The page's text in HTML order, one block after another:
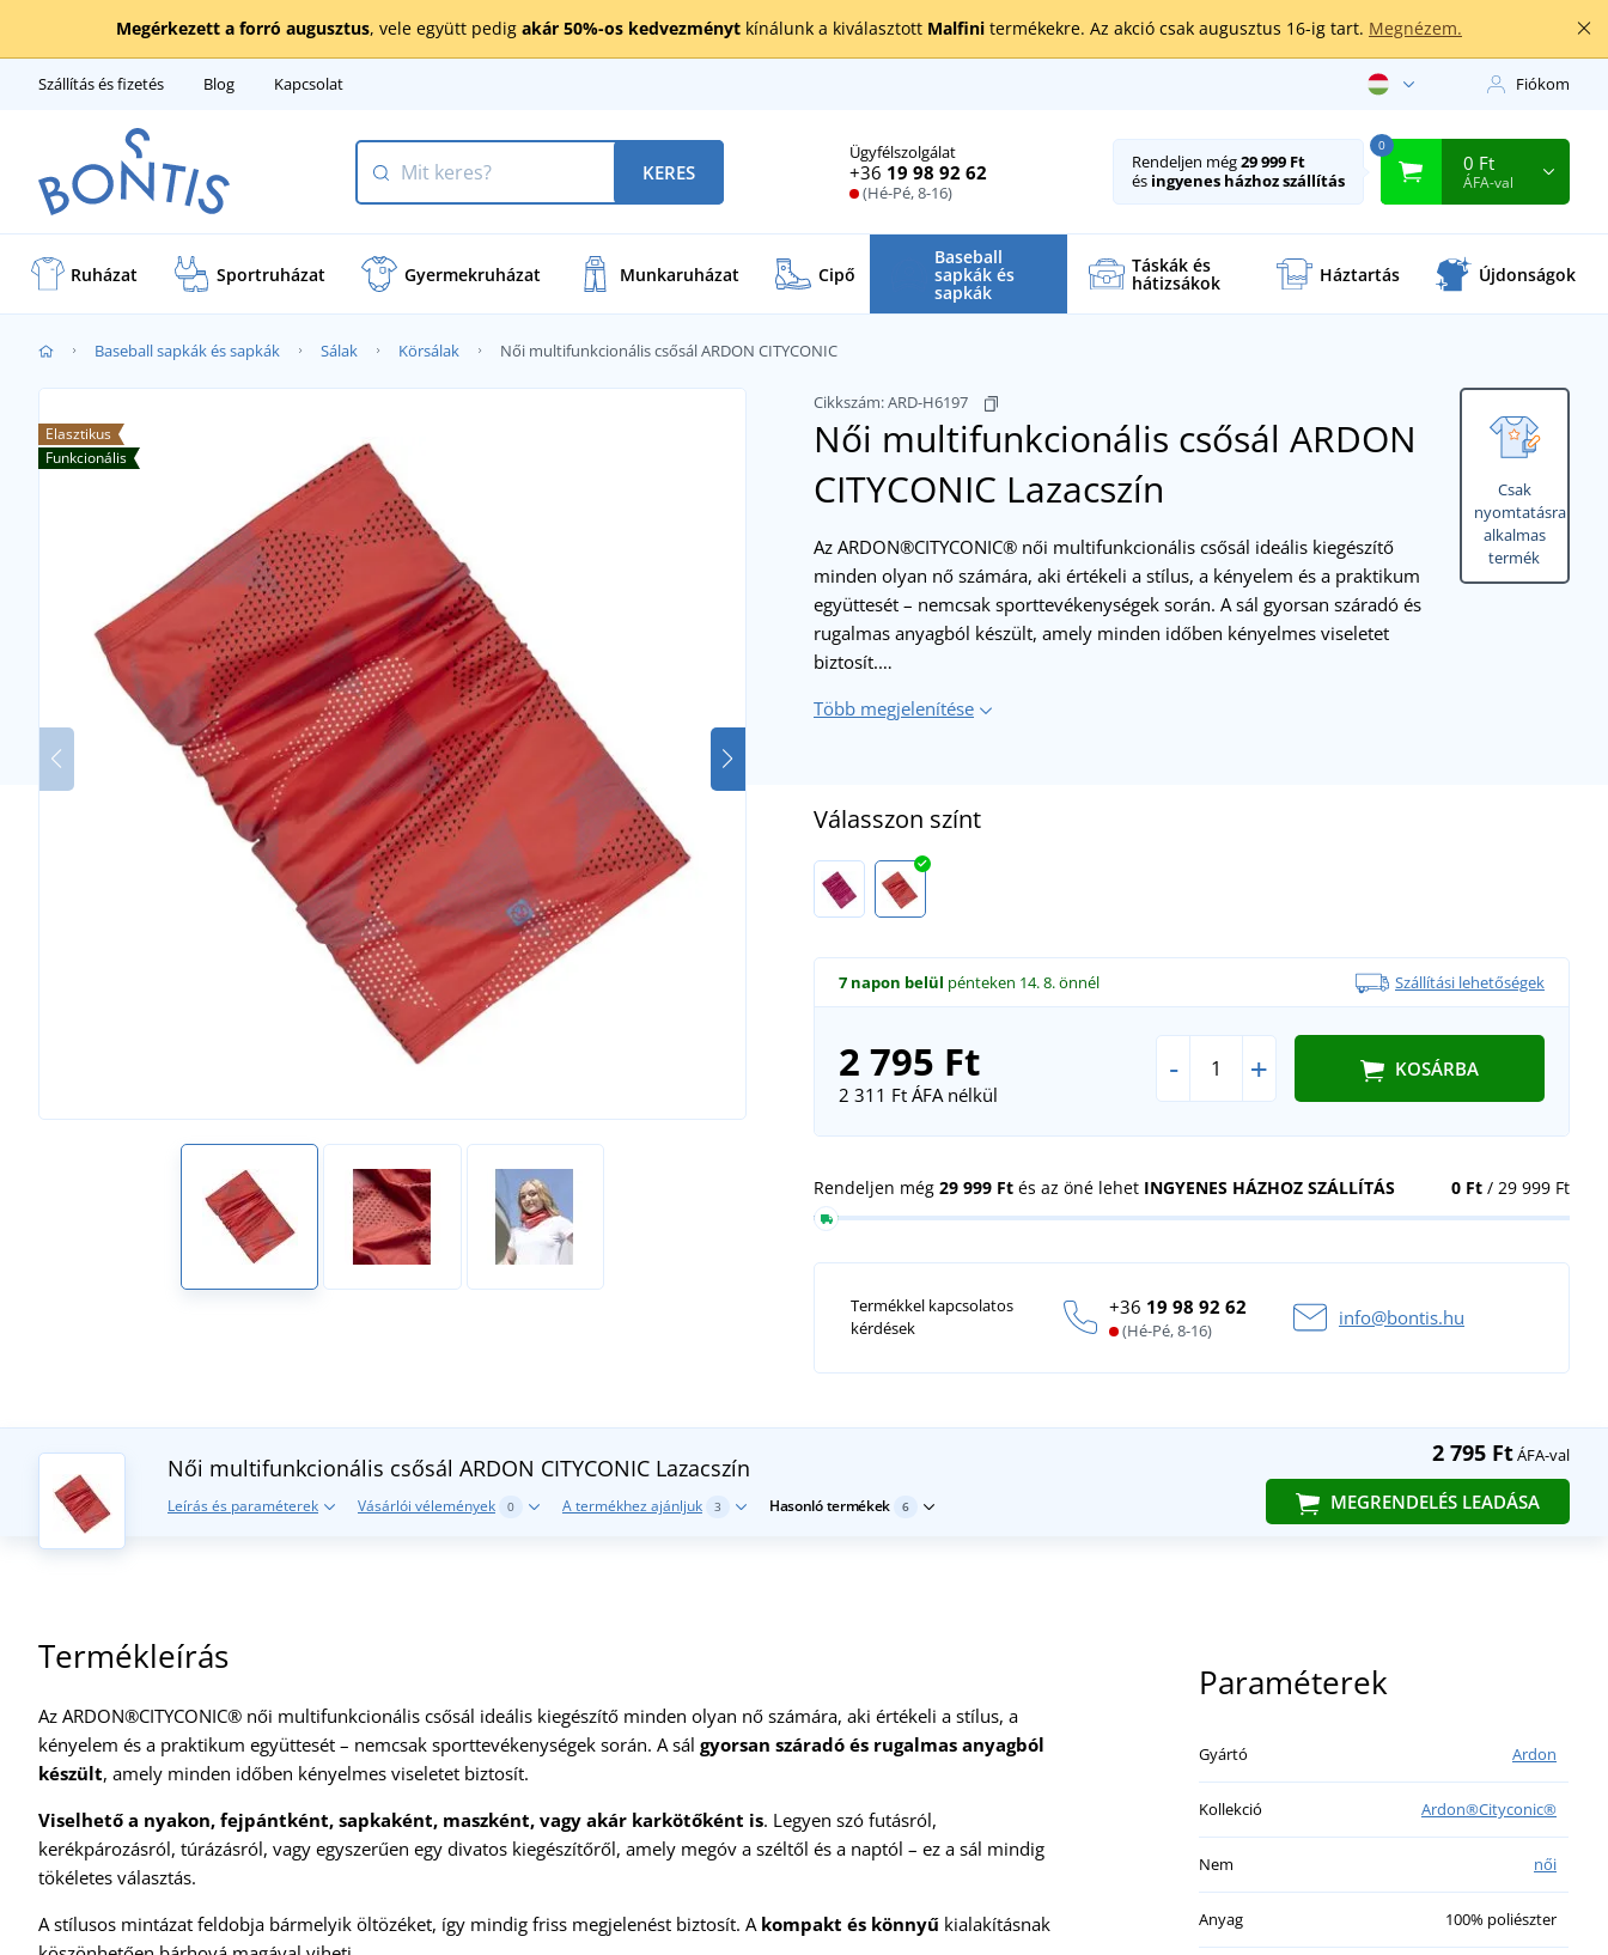
Megérkezett a forró augusztus, vele együtt pedig akár 50%-os kedvezményt kínálunk a kiválasztott Malfini termékekre. Az akció csak augusztus 16-ig tart. Megnézem.
Szállítás és fizetés Blog Kapcsolat Fiókom
Ügyfélszolgálat
+36 19 98 92 62
(Hé-Pé, 8-16)
KERES Rendeljen még29 999 Ft
és ingyenes házhoz szállítás
0
0 Ft
ÁFA-val
Ruházat Sportruházat Gyermekruházat Munkaruházat Cipő
Baseball
sapkák és
sapkák
Táskák és
hátizsákok Háztartás Újdonságok
Baseball sapkák és sapkák Sálak Körsálak Női multifunkcionális csősál ARDON CITYCONIC
Csak
nyomtatásra
alkalmas
termék
Cikkszám:ARD-H6197
Női multifunkcionális csősál ARDON
CITYCONIC Lazacszín
Elasztikus
Funkcionális
Az ARDON®CITYCONIC® női multifunkcionális csősál ideális kiegészítő
minden olyan nő számára, aki értékeli a stílus, a kényelem és a praktikum
együttesét – nemcsak sporttevékenységek során. A sál gyorsan száradó és
rugalmas anyagból készült, amely minden időben kényelmes viseletet
biztosít.…
Több megjelenítése
Válasszon színt
7 napon belül pénteken 14. 8.önnél Szállítási lehetőségek
2 795 Ft
2 311 FtÁFA nélkül
- + KOSÁRBA
0 Ft/ 29 999 Ft
Rendeljen még 29 999 Ft és az öné lehet INGYENES HÁZHOZ SZÁLLÍTÁS
Termékkel kapcsolatos
kérdések
+36 19 98 92 62
(Hé-Pé, 8-16)
info@bontis.hu
2 795 FtÁFA-val
MEGRENDELÉS LEADÁSA
Női multifunkcionális csősál ARDON CITYCONIC Lazacszín
Leírás és paraméterek Vásárlói vélemények 0 A termékhez ajánljuk 3 Hasonló termékek 6
Termékleírás
Az ARDON®CITYCONIC® női multifunkcionális csősál ideális kiegészítő minden olyan nő számára, aki értékeli a stílus, a
kényelem és a praktikum együttesét – nemcsak sporttevékenységek során. A sál gyorsan száradó és rugalmas anyagból
készült, amely minden időben kényelmes viseletet biztosít.
Viselhető a nyakon, fejpántként, sapkaként, maszként, vagy akár karkötőként is. Legyen szó futásról,
kerékpározásról, túrázásról, vagy egyszerűen egy divatos kiegészítőről, amely megóv a széltől és a naptól – ez a sál mindig
tökéletes választás.
A stílusos mintázat feldobja bármelyik öltözéket, így mindig friss megjelenést biztosít. A kompakt és könnyű kialakításnak
Paraméterek
Gyártó Ardon
Kollekció Ardon®Cityconic®
Nem női
Anyag 100% poliészter